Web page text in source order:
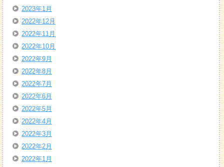
2023年1月
2022年12月
2022年11月
2022年10月
2022年9月
2022年8月
2022年7月
2022年6月
2022年5月
2022年4月
2022年3月
2022年2月
2022年1月